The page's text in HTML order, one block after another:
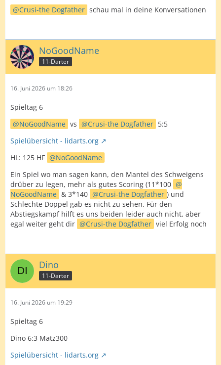
Crusi-the Dogfather schau mal in deine Konversationen
NoGoodName
11-Darter
16. Juni 2026 um 18:26
Spieltag 6
NoGoodName vs Crusi-the Dogfather 5:5
Spielübersicht - lidarts.org
HL: 125 HF
NoGoodName
Ein Spiel wo man sagen kann, den Mantel des Schweigens
drüber zu legen, mehr als gutes Scoring (11*100
NoGoodName & 3*140 Crusi-the Dogfather ) und
Schlechte Doppel gab es nicht zu sehen. Für den
Abstiegskampf hilft es uns beiden leider auch nicht, aber
egal weiter geht dir
Crusi-the Dogfather viel Erfolg noch
Dino
11-Darter
16. Juni 2026 um 19:29
Spieltag 6
Dino 6:3 Matz300
Spielübersicht - lidarts.org